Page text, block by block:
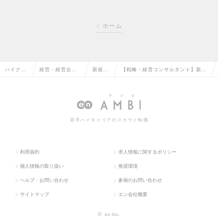
ホーム
ハイクラ 経営・経営企 新規事 【戦略・経営コンサルタント】新規
報
若手ハイキャリアのスカウト転職
利用規約 求人情報に関するポリシー
個人情報の取り扱い 推奨環境
ヘルプ・お問い合わせ 参画のお問い合わせ
サイトマップ エン会社概要
© en Inc.